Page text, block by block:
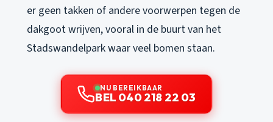
er geen takken of andere voorwerpen tegen de
dakgoot wrijven, vooral in de buurt van het
Stadswandelpark waar veel bomen staan.
NU BEREIKBAAR
BEL 040 218 22 03